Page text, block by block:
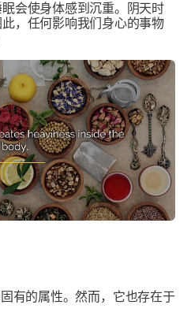
会使身体感到沉重。阴天时
，任何影响我们身心的事物
有的属性。然而，它也存在于